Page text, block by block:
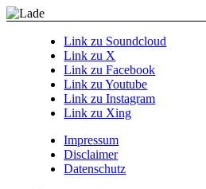
Link zu Soundcloud
Link zu X
Link zu Facebook
Link zu Youtube
Link zu Instagram
Link zu Xing
Impressum
Disclaimer
Datenschutz